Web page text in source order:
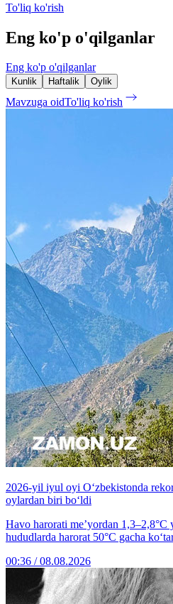
To'liq ko'rish
Eng ko'p o'qilganlar
Eng ko'p o'qilganlar
Kunlik Haftalik Oylik
Mavzuga oidTo'liq ko'rish
2026-yil iyul oyi O‘zbekistonda
oylardan biri bo‘ldi
Havo harorati me’yordan
hududlarda harorat 50°C gacha
00:36 / 08.08.2026